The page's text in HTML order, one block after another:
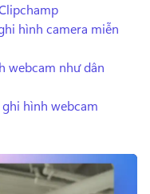
hình camera miễn
webcam như dân
hình webcam